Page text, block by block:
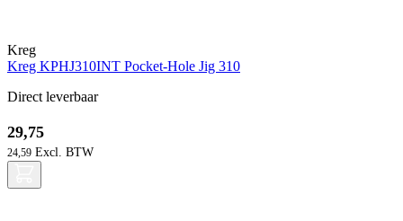
Kreg
Kreg KPHJ310INT Pocket-Hole Jig 310
Direct leverbaar
29,75
24,59